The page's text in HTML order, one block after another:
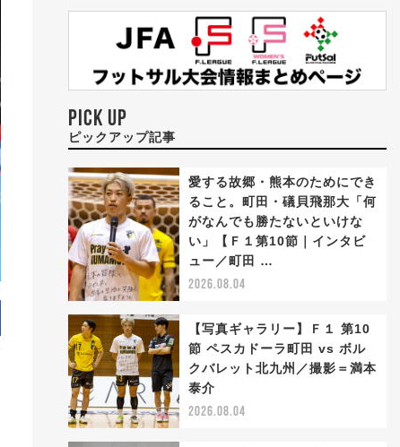
PICK UP
ピックアップ記事
愛する故郷・熊本のためにでき
ること。町田・礒貝飛那大「何
がなんでも勝たないといけな
い」【Ｆ１第10節｜インタビ
ュー／町田 …
2026.08.04
【写真ギャラリー】Ｆ１ 第10
節 ペスカドーラ町田 vs ボル
クバレット北九州／撮影＝満本
泰介
2026.08.04